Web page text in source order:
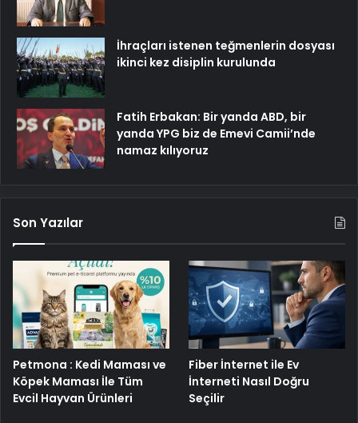
İhraçları istenen teğmenlerin dosyası
ikinci kez disiplin kurulunda
Fatih Erbakan: Bir yanda ABD, bir
yanda YPG biz de Emevi Camii’nde
namaz kılıyoruz
Son Yazılar
Petmona : Kedi Maması ve
Köpek Maması İle Tüm
Evcil Hayvan Ürünleri
Fiber İnternet ile Ev
İnterneti Nasıl Doğru
Seçilir